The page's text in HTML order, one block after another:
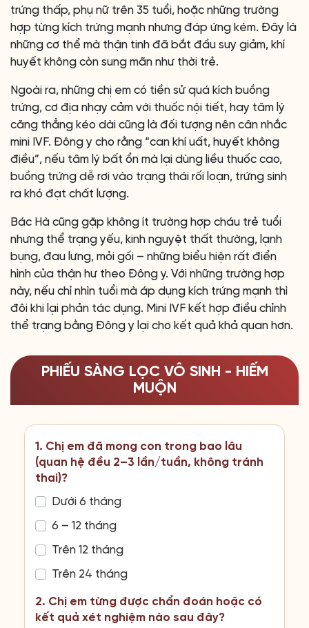
trứng thấp, phụ nữ trên 35 tuổi, hoặc những trường
hợp từng kích trứng mạnh nhưng đáp ứng kém. Đây là
những cơ thể mà thận tinh đã bắt đầu suy giảm, khí
huyết không còn sung mãn như thời trẻ.
Ngoài ra, những chị em có tiền sử quá kích buồng
trứng, cơ địa nhạy cảm với thuốc nội tiết, hay tâm lý
căng thẳng kéo dài cũng là đối tượng nên cân nhắc
mini IVF. Đông y cho rằng “can khí uất, huyết không
điều”, nếu tâm lý bất ổn mà lại dùng liều thuốc cao,
buồng trứng dễ rơi vào trạng thái rối loạn, trứng sinh
ra khó đạt chất lượng.
Bác Hà cũng gặp không ít trường hợp cháu trẻ tuổi
nhưng thể trạng yếu, kinh nguyệt thất thường, lạnh
bụng, đau lưng, mỏi gối – những biểu hiện rất điển
hình của thận hư theo Đông y. Với những trường hợp
này, nếu chỉ nhìn tuổi mà áp dụng kích trứng mạnh thì
đôi khi lại phản tác dụng. Mini IVF kết hợp điều chỉnh
thể trạng bằng Đông y lại cho kết quả khả quan hơn.
PHIẾU SÀNG LỌC VÔ SINH - HIẾM
MUỘN
1. Chị em đã mong con trong bao lâu
(quan hệ đều 2–3 lần/tuần, không tránh
thai)?
Dưới 6 tháng
6 – 12 tháng
Trên 12 tháng
Trên 24 tháng
2. Chị em từng được chẩn đoán hoặc có
kết quả xét nghiệm nào sau đây?